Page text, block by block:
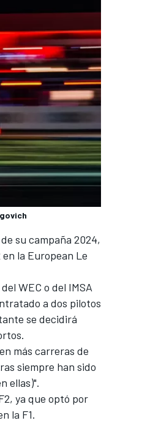
su campaña 2024,
en la European Le
WEC o del IMSA
a dos pilotos
se decidirá
más carreras de
siempre han sido
ellas)".
ya que optó por
la F1.